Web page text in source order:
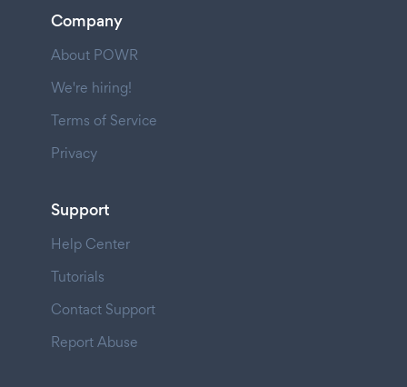
Company
About POWR
We're hiring!
Terms of Service
Privacy
Support
Help Center
Tutorials
Contact Support
Report Abuse